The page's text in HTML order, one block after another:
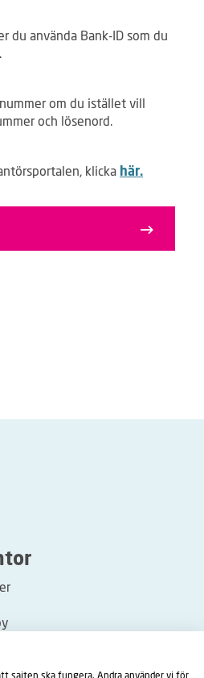
du använda Bank-ID som du
om du istället vill
och lösenord.
klicka här.
sajten ska fungera. Andra använder vi för